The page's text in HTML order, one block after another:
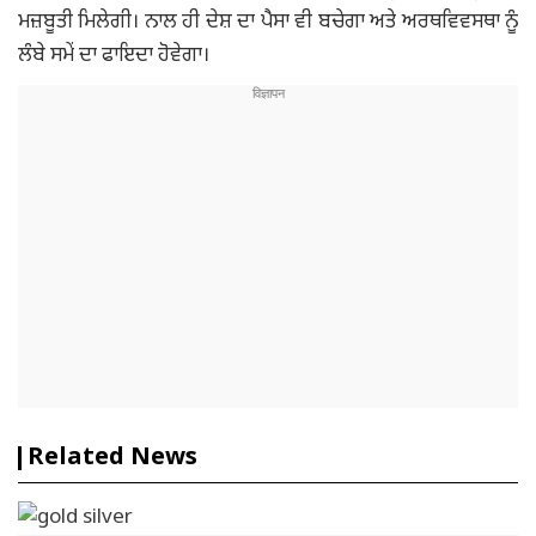
ਮਜ਼ਬੂਤੀ ਮਿਲੇਗੀ। ਨਾਲ ਹੀ ਦੇਸ਼ ਦਾ ਪੈਸਾ ਵੀ ਬਚੇਗਾ ਅਤੇ ਅਰਥਵਿਵਸਥਾ ਨੂੰ
ਲੰਬੇ ਸਮੇਂ ਦਾ ਫਾਇਦਾ ਹੋਵੇਗਾ।
Related News